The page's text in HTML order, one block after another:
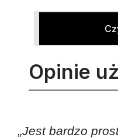
Opinie
„Jest bardzo